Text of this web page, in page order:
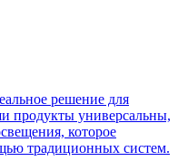
решение для
продукты универсальны,
которое
традиционных систем.